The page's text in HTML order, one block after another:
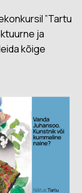
”Tartu
ja
kõige